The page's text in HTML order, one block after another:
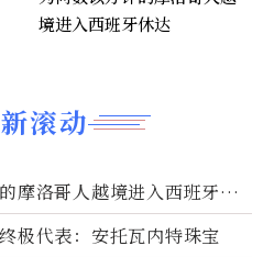
滚动
摩洛哥人越境进入西班牙休
极代表：安托瓦内特珠宝
境进入西班牙休达